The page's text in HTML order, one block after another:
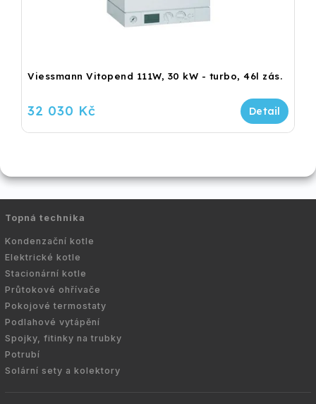
Viessmann Vitopend 111W, 30 kW - turbo, 46l zás.
32 030 Kč
Topná technika
Kondenzační kotle
Elektrické kotle
Stacionární kotle
Průtokové ohřívače
Pokojové termostaty
Podlahové vytápění
Spojky, fitinky na trubky
Potrubí
Solární sety a kolektory